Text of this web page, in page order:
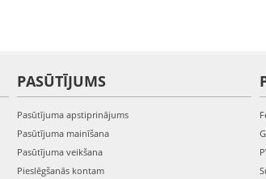
PASŪTĪJUMS
Pasūtījuma apstiprinājums
Pasūtījuma mainīšana
Pasūtījuma veikšana
Pieslēgšanās kontam